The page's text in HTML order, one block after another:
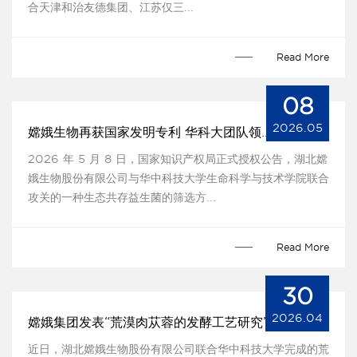
合天津和治友德集团、江苏仅三...
Read More
嫦娥生物再获国家发明专利 华科大团队领衔攻关
2026 年 5 月 8 日，国家知识产权局正式授权公告，湖北嫦
娥生物股份有限公司与华中科技大学生命科学与技术学院联合
攻关的一种生态共存益生菌的筛选方...
08
2026.05
Read More
嫦娥集团发表“荒漠肉苁蓉的发酵工艺研究”
近日，湖北嫦娥生物股份有限公司联合华中科技大学完成的荒
30
2026.04